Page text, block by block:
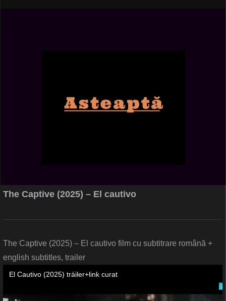
The Captive (2025) – El cautivo
The Captive (2025) – El cautivo film cu subtitrare română +
english subtitles, trailer